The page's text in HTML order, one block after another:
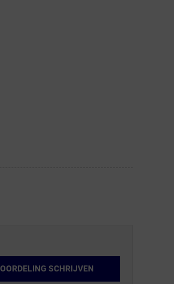
SCHRIJVEN